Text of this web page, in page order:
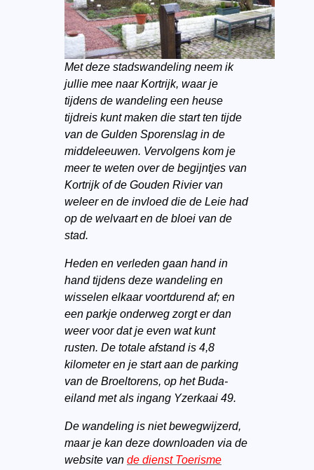
Met deze stadswandeling neem ik
jullie mee naar Kortrijk, waar je
tijdens de wandeling een heuse
tijdreis kunt maken die start ten tijde
van de Gulden Sporenslag in de
middeleeuwen. Vervolgens kom je
meer te weten over de begijntjes van
Kortrijk of de Gouden Rivier van
weleer en de invloed die de Leie had
op de welvaart en de bloei van de
stad.
Heden en verleden gaan hand in
hand tijdens deze wandeling en
wisselen elkaar voortdurend af; en
een parkje onderweg zorgt er dan
weer voor dat je even wat kunt
rusten. De totale afstand is 4,8
kilometer en je start aan de parking
van de Broeltorens, op het Buda-
eiland met als ingang Yzerkaai 49.
De wandeling is niet bewegwijzerd,
maar je kan deze downloaden via de
website van de dienst Toerisme